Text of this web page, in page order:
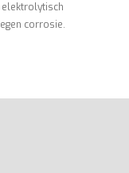
corrosie.